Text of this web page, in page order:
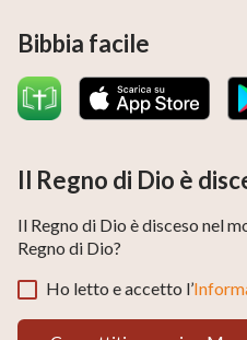
Bibbia facile
Il Regno di Dio è
Il Regno di Dio è disceso nel
Regno di Dio?
Ho letto e accetto l’